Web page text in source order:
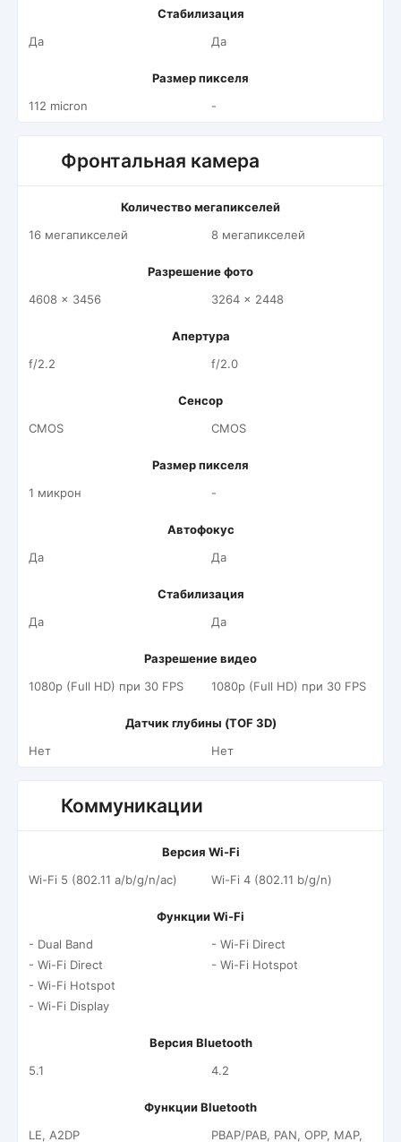
Стабилизация
Да
Да
Размер пикселя
112 micron
-
Фронтальная камера
Количество мегапикселей
16 мегапикселей
8 мегапикселей
Разрешение фото
4608 x 3456
3264 x 2448
Апертура
f/2.2
f/2.0
Сенсор
CMOS
CMOS
Размер пикселя
1 микрон
-
Автофокус
Да
Да
Стабилизация
Да
Да
Разрешение видео
1080p (Full HD) при 30 FPS
1080p (Full HD) при 30 FPS
Датчик глубины (TOF 3D)
Нет
Нет
Коммуникации
Версия Wi-Fi
Wi-Fi 5 (802.11 a/b/g/n/ac)
Wi-Fi 4 (802.11 b/g/n)
Функции Wi-Fi
- Dual Band
- Wi-Fi Direct
- Wi-Fi Hotspot
- Wi-Fi Display
- Wi-Fi Direct
- Wi-Fi Hotspot
Версия Bluetooth
5.1
4.2
Функции Bluetooth
LE, A2DP
PBAP/PAB, PAN, OPP, MAP,